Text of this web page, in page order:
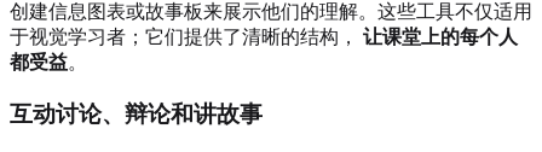
创建信息图表或故事板来展示他们的理解。这些工具不仅适用
于视觉学习者；它们提供了清晰的结构， 让课堂上的每个人
都受益。
互动讨论、辩论和讲故事